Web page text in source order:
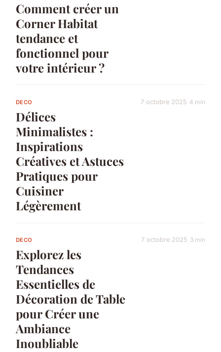
Comment créer un
Corner Habitat
tendance et
fonctionnel pour
votre intérieur ?
DECO
Délices
Minimalistes :
Inspirations
Créatives et Astuces
Pratiques pour
Cuisiner
Légèrement
7 octobre 2025 4 min
DECO
Explorez les
Tendances
Essentielles de
Décoration de Table
pour Créer une
Ambiance
Inoubliable
7 octobre 2025 3 min